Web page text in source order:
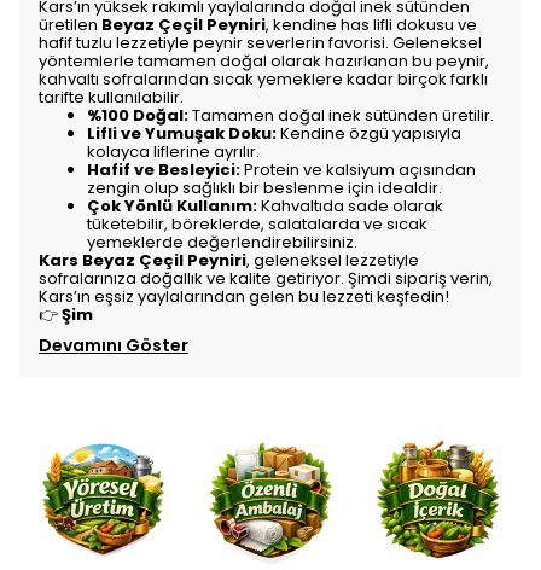
Kars’ın yüksek rakımlı yaylalarında doğal inek sütünden
üretilen Beyaz Çeçil Peyniri, kendine has lifli dokusu ve
hafif tuzlu lezzetiyle peynir severlerin favorisi. Geleneksel
yöntemlerle tamamen doğal olarak hazırlanan bu peynir,
kahvaltı sofralarından sıcak yemeklere kadar birçok farklı
tarifte kullanılabilir.
%100 Doğal:Tamamen doğal inek sütünden üretilir.
Lifli ve Yumuşak Doku:Kendine özgü yapısıyla
kolayca liflerine ayrılır.
Hafif ve Besleyici:Protein ve kalsiyum açısından
zengin olup sağlıklı bir beslenme için idealdir.
Çok Yönlü Kullanım:Kahvaltıda sade olarak
tüketebilir, böreklerde, salatalarda ve sıcak
yemeklerde değerlendirebilirsiniz.
Kars Beyaz Çeçil Peyniri, geleneksel lezzetiyle
sofralarınıza doğallık ve kalite getiriyor. Şimdi sipariş verin,
Kars’ın eşsiz yaylalarından gelen bu lezzeti keşfedin!
👉Şim
Devamını Göster